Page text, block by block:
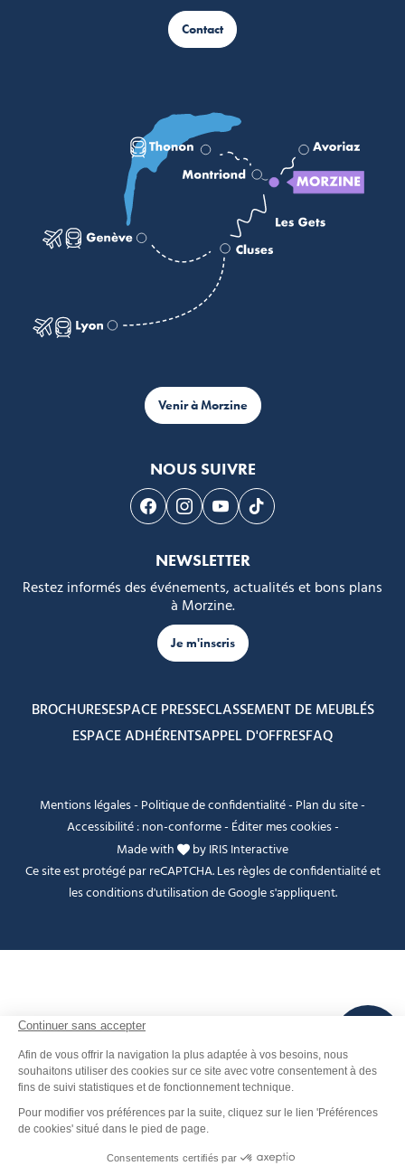
Contact Réserver
Contact
Venir à Morzine
NOUS SUIVRE
Suivez-nous sur Facebook
Suivez-nous sur Instagram
Suivez-nous sur Youtube
Suivez-nous sur
NEWSLETTER
Restez informés des événements, actualités et bons plans
à Morzine.
Je m'inscris
BROCHURESESPACE PRESSECLASSEMENT DE MEUBLÉS
ESPACE ADHÉRENTSAPPEL D'OFFRESFAQ
Mentions légales- Politique de confidentialité- Plan du site-
Accessibilité : non-conforme- Éditer mes cookies-
Made with
byIRIS Interactive
Ce site est protégé par reCAPTCHA. Lesrègles de confidentialitéet
lesconditions d'utilisationde Google s'appliquent.
FANFOUÉ
Je peux t'aider ?